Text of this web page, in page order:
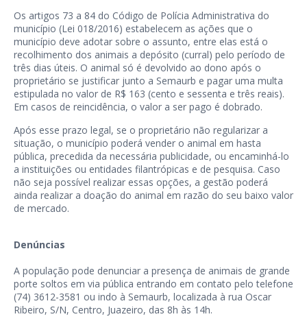
Os artigos 73 a 84 do Código de Polícia Administrativa do
município (Lei 018/2016) estabelecem as ações que o
município deve adotar sobre o assunto, entre elas está o
recolhimento dos animais a depósito (curral) pelo período de
três dias úteis. O animal só é devolvido ao dono após o
proprietário se justificar junto a Semaurb e pagar uma multa
estipulada no valor de R$ 163 (cento e sessenta e três reais).
Em casos de reincidência, o valor a ser pago é dobrado.
Após esse prazo legal, se o proprietário não regularizar a
situação, o município poderá vender o animal em hasta
pública, precedida da necessária publicidade, ou encaminhá-lo
a instituições ou entidades filantrópicas e de pesquisa. Caso
não seja possível realizar essas opções, a gestão poderá
ainda realizar a doação do animal em razão do seu baixo valor
de mercado.
Denúncias
A população pode denunciar a presença de animais de grande
porte soltos em via pública entrando em contato pelo telefone
(74) 3612-3581 ou indo à Semaurb, localizada à rua Oscar
Ribeiro, S/N, Centro, Juazeiro, das 8h às 14h.